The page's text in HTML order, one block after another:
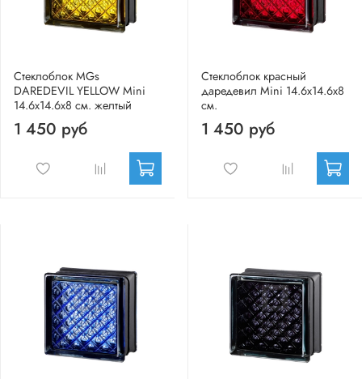
Стеклоблок MGs
DAREDEVIL YELLOW Mini
14.6x14.6x8 см. желтый
1 450 руб
Стеклоблок красный
даредевил Mini 14.6x14.6x8
см.
1 450 руб